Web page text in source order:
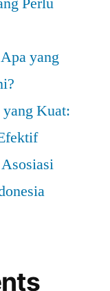
yang
Kuat: